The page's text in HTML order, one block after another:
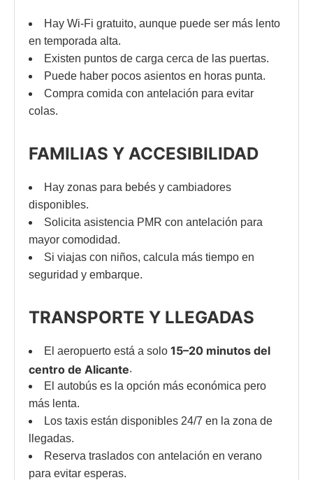
Hay Wi-Fi gratuito, aunque puede ser más lento
en temporada alta.
Existen puntos de carga cerca de las puertas.
Puede haber pocos asientos en horas punta.
Compra comida con antelación para evitar
colas.
FAMILIAS Y ACCESIBILIDAD
Hay zonas para bebés y cambiadores
disponibles.
Solicita asistencia PMR con antelación para
mayor comodidad.
Si viajas con niños, calcula más tiempo en
seguridad y embarque.
TRANSPORTE Y LLEGADAS
El aeropuerto está a solo 15–20 minutos del
centro de Alicante.
El autobús es la opción más económica pero
más lenta.
Los taxis están disponibles 24/7 en la zona de
llegadas.
Reserva traslados con antelación en verano
para evitar esperas.